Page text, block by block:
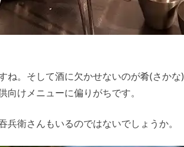
ね。そして酒に欠かせないのが肴(さかな
けメニューに偏りがちです。
衛さんもいるのではないでしょうか。